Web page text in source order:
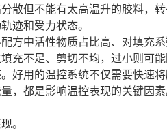
散但不能有太高温升的胶料，
迹和受力状态。
方中活性物质占比高、对填充
充不足、剪切不均，过小则可
好用的温控系统不仅需要快速
，都是影响温控表现的关键因素
。